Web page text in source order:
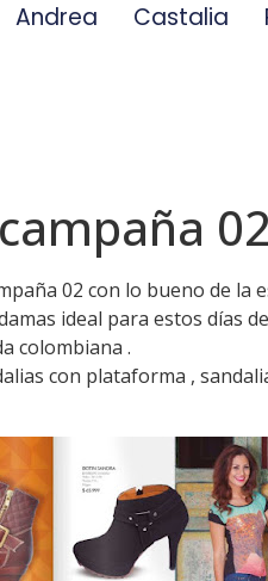
Andrea Castalia
02 con lo bueno de la
ideal para estos días
colombiana .
con plataforma ,